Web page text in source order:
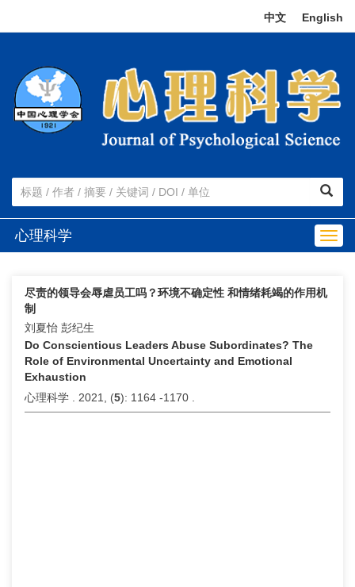
中文 English
心理科学
尽责的领导会辱虐员工吗？环境不确定性 和情绪耗竭的作用机
制
刘夏怡 彭纪生
Do Conscientious Leaders Abuse Subordinates? The
Role of Environmental Uncertainty and Emotional
Exhaustion
心理科学 . 2021, (5): 1164 -1170 .